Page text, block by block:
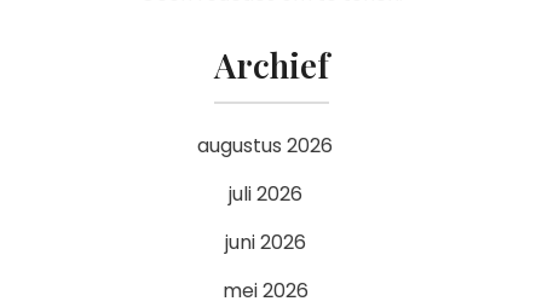
Archief
augustus 2026
juli 2026
juni 2026
mei 2026